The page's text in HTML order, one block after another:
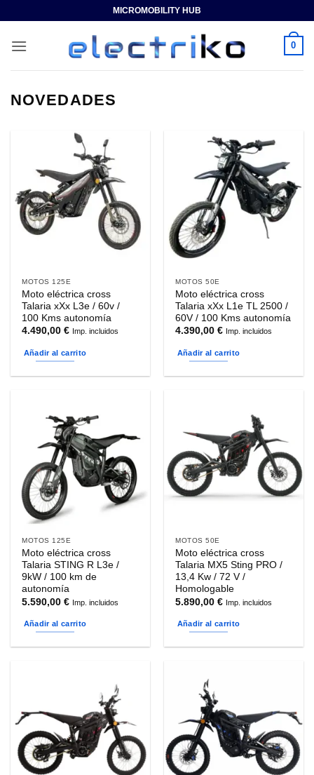
contenido
MICROMOBILITY HUB
0
NOVEDADES
MOTOS 125E
Moto eléctrica cross
Talaria xXx L3e / 60v /
100 Kms autonomía
4.490,00€ Imp. incluidos
Añadir al carrito
MOTOS 50E
Moto eléctrica cross
Talaria xXx L1e TL 2500 /
60V / 100 Kms autonomía
4.390,00€ Imp. incluidos
Añadir al carrito
MOTOS 125E
Moto eléctrica cross
Talaria STING R L3e /
9kW / 100 km de
autonomía
5.590,00€ Imp. incluidos
Añadir al carrito
MOTOS 50E
Moto eléctrica cross
Talaria MX5 Sting PRO /
13,4 Kw / 72 V /
Homologable
5.890,00€ Imp. incluidos
Añadir al carrito